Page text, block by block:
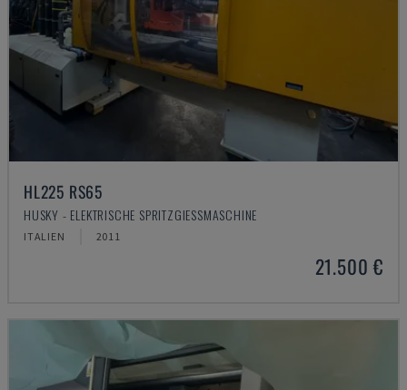
HL225 RS65
HUSKY - ELEKTRISCHE SPRITZGIESSMASCHINE
ITALIEN 2011
21.500 €